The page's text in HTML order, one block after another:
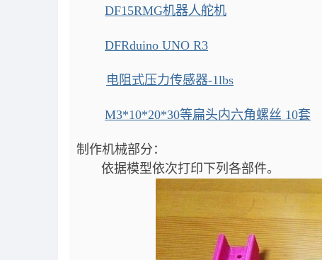
DF15RMG机器人舵机
DFRduino UNO R3
电阻式压力传感器-1lbs
M3*10*20*30等扁头内六角螺丝 10套
制作机械部分：
依据模型依次打印下列各部件。